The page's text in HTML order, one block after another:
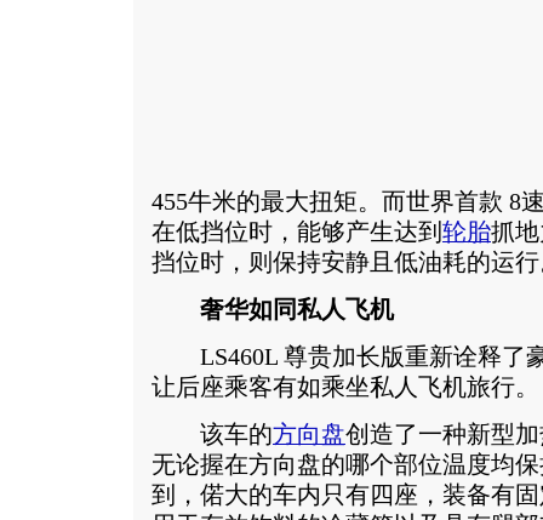
455牛米的最大扭矩。而世界首款 8
在低挡位时，能够产生达到 轮胎抓
挡位时，则保持安静且低油耗的运
奢华如同私人飞机
LS460L 尊贵加长版重新诠释了
让后座乘客有如乘坐私人飞机旅行。
该车的方向盘创造了一种新型
无论握在方向盘的哪个部位温度均
到，偌大的车内只有四座，装备有